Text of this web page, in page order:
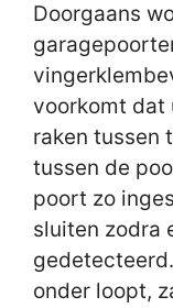
Doorgaans
voorkomt dat
raken tussen
tussen de
poort zo
sluiten zodra
onder loopt,